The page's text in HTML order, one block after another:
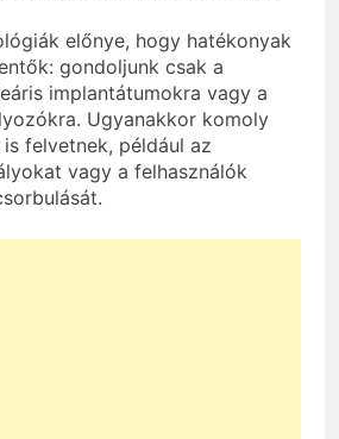
előnye, hogy hatékonyak
gondoljunk csak a
implantátumokra vagy a
Ugyanakkor komoly
felvetnek, például az
vagy a felhasználók